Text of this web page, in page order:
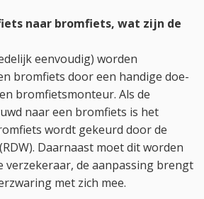
naar bromfiets, wat zijn de
eenvoudig) worden
bromfiets door een handige doe-
bromfietsmonteur. Als de
naar een bromfiets is het
wordt gekeurd door de
Daarnaast moet dit worden
verzekeraar, de aanpassing brengt
met zich mee.